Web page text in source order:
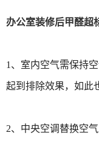
办公室装修后甲醛超
1、室内空气需保持
起到排除效果，如此
2、中央空调替换空